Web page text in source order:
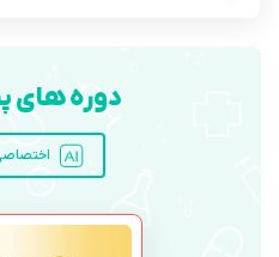
دوره های